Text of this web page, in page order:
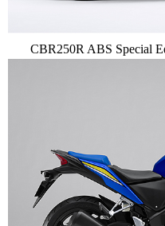
CBR250R ABS Special